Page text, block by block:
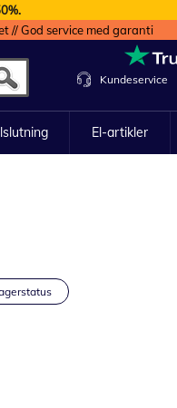
// God service med garanti
Kundeservice
El-artikler